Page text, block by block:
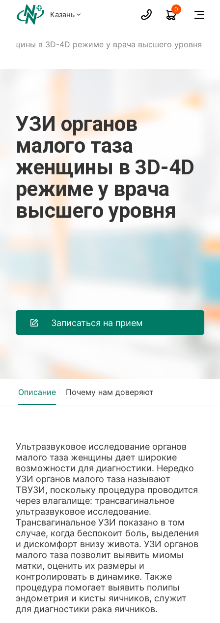
Казань
0
в 3D-4D режиме у врача высшего уровня
УЗИ органов
малого таза
женщины в 3D-4D
режиме у врача
высшего уровня
Записаться на прием
Описание Почему нам доверяют
Ультразвуковое исследование органов
малого таза женщины дает широкие
возможности для диагностики. Нередко
УЗИ органов малого таза называют
ТВУЗИ, поскольку процедура проводится
через влагалище: трансвагинальное
ультразвуковое исследование.
Трансвагинальное УЗИ показано в том
случае, когда беспокоит боль, выделения
и дискомфорт внизу живота. УЗИ органов
малого таза позволит выявить миомы
матки, оценить их размеры и
контролировать в динамике. Также
процедура помогает выявить полипы
эндометрия и кисты яичников, служит
для диагностики рака яичников.